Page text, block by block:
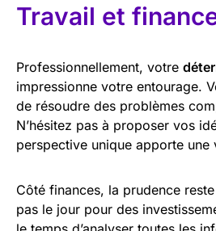
Travail et
Professionnellement, votre
impressionne votre entourage.
de résoudre des problèmes
N’hésitez pas à proposer vos
perspective unique apporte une
Côté finances, la prudence reste
pas le jour pour des